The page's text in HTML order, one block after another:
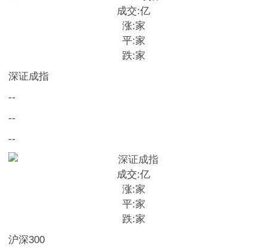
成交:亿
涨:家
平:家
跌:家
深证成指
--
--
--
成交:亿
涨:家
平:家
跌:家
沪深300